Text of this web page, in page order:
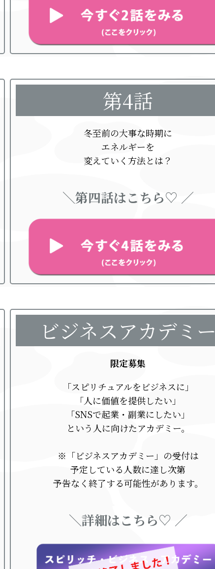
第4話
冬至前の大事な時期に
エネルギーを
変えていく方法とは？
＼第四話はこちら♡ ／
ビジネスアカデミー
限定募集
「スピリチュアルをビジネスに」
「人に価値を提供したい」
「SNSで起業・副業にしたい」
という人に向けたアカデミー。
※「ビジネスアカデミー」の受付は
予定している人数に達し次第
予告なく終了する可能性があります。
＼詳細はこちら♡ ／